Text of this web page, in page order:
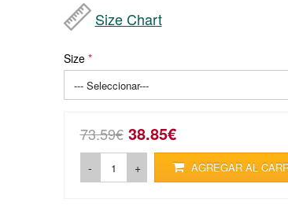
Size Chart
Size
73.59€ 38.85€
- + AGREGAR AL